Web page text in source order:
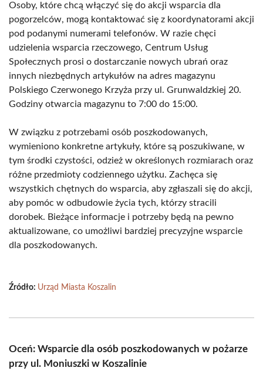
Osoby, które chcą włączyć się do akcji wsparcia dla
pogorzelców, mogą kontaktować się z koordynatorami akcji
pod podanymi numerami telefonów. W razie chęci
udzielenia wsparcia rzeczowego, Centrum Usług
Społecznych prosi o dostarczanie nowych ubrań oraz
innych niezbędnych artykułów na adres magazynu
Polskiego Czerwonego Krzyża przy ul. Grunwaldzkiej 20.
Godziny otwarcia magazynu to 7:00 do 15:00.
W związku z potrzebami osób poszkodowanych,
wymieniono konkretne artykuły, które są poszukiwane, w
tym środki czystości, odzież w określonych rozmiarach oraz
różne przedmioty codziennego użytku. Zachęca się
wszystkich chętnych do wsparcia, aby zgłaszali się do akcji,
aby pomóc w odbudowie życia tych, którzy stracili
dorobek. Bieżące informacje i potrzeby będą na pewno
aktualizowane, co umożliwi bardziej precyzyjne wsparcie
dla poszkodowanych.
Źródło: Urząd Miasta Koszalin
Oceń: Wsparcie dla osób poszkodowanych w pożarze
przy ul. Moniuszki w Koszalinie